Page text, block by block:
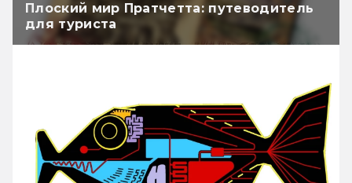
Плоский мир Пратчетта: путеводитель
для туриста